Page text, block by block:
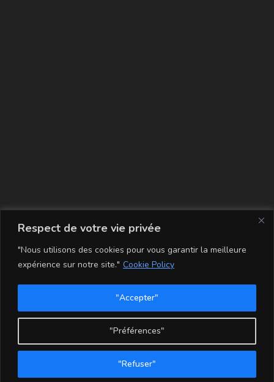
Respect de votre vie privée
"Nous utilisons des cookies pour vous garantir la meilleure
expérience sur notre site." Cookie Policy
"Préférences"
"Refuser"
"Accepter"
La carte
Conditions Générales de Vente Mentions légales
Mon compte
Politique de Confidentialité et Cookie
Copyright - WordPress Theme by OceanWP